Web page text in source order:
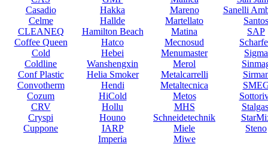
Casadio
Celme
CLEANEQ
Coffee Queen
Cold
Coldline
Conf Plastic
Convotherm
Cozum
CRV
Cryspi
Cuppone
Hakka
Hallde
Hamilton Beach
Hatco
Hebei
Wanshengxin
Helia Smoker
Hendi
HiCold
Hollu
Houno
IARP
Imperia
Mareno
Martellato
Matina
Mecnosud
Menumaster
Merol
Metalcarrelli
Metaltecnica
Metos
MHS
Schneidetechnik
Miele
Miwe
Sanelli
Santos
SAP
Sigma
Steno